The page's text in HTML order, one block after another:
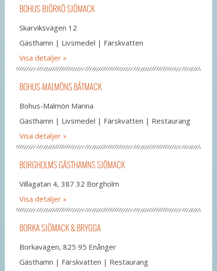
BOHUS-BJÖRKÖ SJÖMACK
Skarviksvägen 12
Gästhamn | Livsmedel | Färskvatten
Visa detaljer
BOHUS-MALMÖNS BÅTMACK
Bohus-Malmön Marina
Gästhamn | Livsmedel | Färskvatten | Restaurang
Visa detaljer
BORGHOLMS GÄSTHAMNS SJÖMACK
Villagatan 4, 387 32 Borgholm
Visa detaljer
BORKA SJÖMACK & BRYGGA
Borkavägen, 825 95 Enånger
Gästhamn | Färskvatten | Restaurang